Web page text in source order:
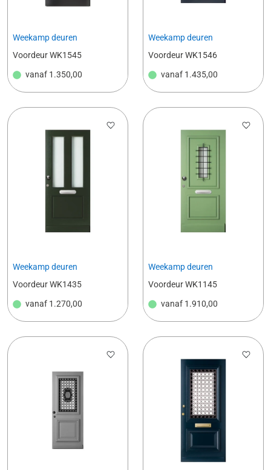
Weekamp deuren
Voordeur WK1545
vanaf 1.350,00
Weekamp deuren
Voordeur WK1546
vanaf 1.435,00
Weekamp deuren
Voordeur WK1435
vanaf 1.270,00
Weekamp deuren
Voordeur WK1145
vanaf 1.910,00